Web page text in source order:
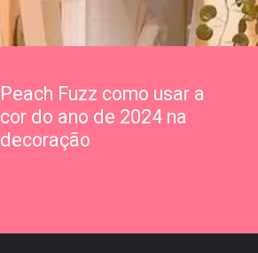
Peach Fuzz como usar a
cor do ano de 2024 na
decoração